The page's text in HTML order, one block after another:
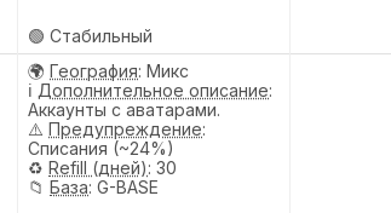
🟢 Стабильный
🌍 География: Микс
ℹ️ Дополнительное описание:
Аккаунты с аватарами.
⚠️ Предупреждениe:
Списания (~24%)
♻️ Refill (дней): 30
📁 База: G-BASE